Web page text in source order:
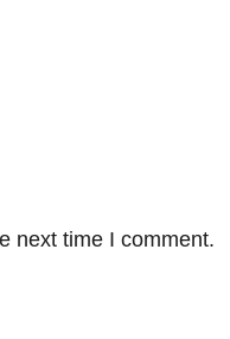
next time I comment.